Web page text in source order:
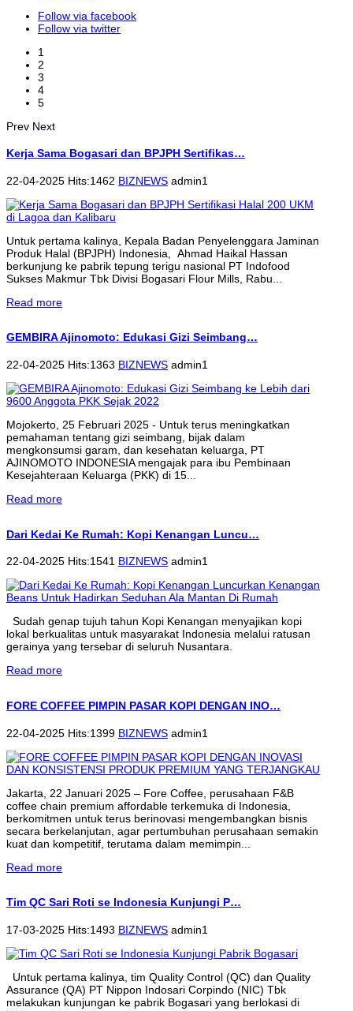
Follow via facebook
Follow via twitter
1
2
3
4
5
Prev Next
Kerja Sama Bogasari dan BPJPH Sertifikas…
22-04-2025 Hits:1462 BIZNEWS admin1
Untuk pertama kalinya, Kepala Badan Penyelenggara Jaminan
Produk Halal (BPJPH) Indonesia, Ahmad Haikal Hassan
berkunjung ke pabrik tepung terigu nasional PT Indofood
Sukses Makmur Tbk Divisi Bogasari Flour Mills, Rabu...
Read more
GEMBIRA Ajinomoto: Edukasi Gizi Seimbang…
22-04-2025 Hits:1363 BIZNEWS admin1
Mojokerto, 25 Februari 2025 - Untuk terus meningkatkan
pemahaman tentang gizi seimbang, bijak dalam
mengkonsumsi garam, dan kesehatan keluarga, PT
AJINOMOTO INDONESIA mengajak para ibu Pembinaan
Kesejahteraan Keluarga (PKK) di 15...
Read more
Dari Kedai Ke Rumah: Kopi Kenangan Luncu…
22-04-2025 Hits:1541 BIZNEWS admin1
Sudah genap tujuh tahun Kopi Kenangan menyajikan kopi
lokal berkualitas untuk masyarakat Indonesia melalui ratusan
gerainya yang tersebar di seluruh Nusantara.
Read more
FORE COFFEE PIMPIN PASAR KOPI DENGAN INO…
22-04-2025 Hits:1399 BIZNEWS admin1
Jakarta, 22 Januari 2025 – Fore Coffee, perusahaan F&B
coffee chain premium affordable terkemuka di Indonesia,
berkomitmen untuk terus berinovasi mengembangkan bisnis
secara berkelanjutan, agar pertumbuhan perusahaan semakin
kuat dan kompetitif, terutama dalam memimpin...
Read more
Tim QC Sari Roti se Indonesia Kunjungi P…
17-03-2025 Hits:1493 BIZNEWS admin1
Untuk pertama kalinya, tim Quality Control (QC) dan Quality
Assurance (QA) PT Nippon Indosari Corpindo (NIC) Tbk
melakukan kunjungan ke pabrik Bogasari yang berlokasi di